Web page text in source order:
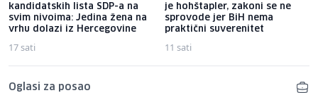
kandidatskih lista SDP-a na
svim nivoima: Jedina žena na
vrhu dolazi iz Hercegovine
17 sati
je hohštapler, zakoni se ne
sprovode jer BiH nema
praktični suverenitet
11 sati
Oglasi za posao